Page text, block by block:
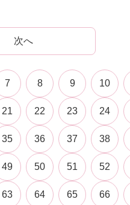
次へ
7 8 9 10
21 22 23 24
35 36 37 38
49 50 51 52
63 64 65 66